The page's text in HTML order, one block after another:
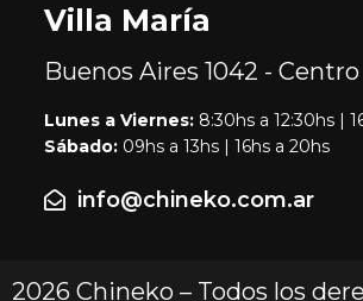
Villa María
Buenos Aires1042 - Centro
Lunes a Viernes: 8:30hs a 12:30hs |
Sábado: 09hs a 13hs | 16hs a 20hs
info@chineko.com.ar
2026 Chineko – Todos los